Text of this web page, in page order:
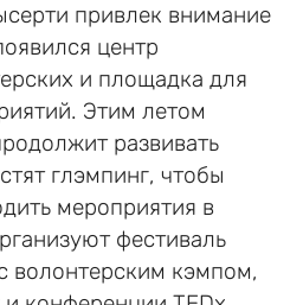
привлек внимание
центр
и площадка для
Этим летом
развивать
глэмпинг, чтобы
мероприятия в
фестиваль
волонтерским кэмпом,